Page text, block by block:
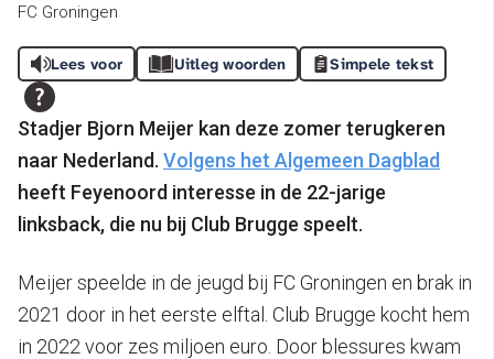
FC Groningen
Lees voor Uitleg woorden Simpele tekst
Stadjer Bjorn Meijer kan deze zomer terugkeren
naar Nederland. Volgens het Algemeen Dagblad
heeft Feyenoord interesse in de 22-jarige
linksback, die nu bij Club Brugge speelt.
Meijer speelde in de jeugd bij FC Groningen en brak in
2021 door in het eerste elftal. Club Brugge kocht hem
in 2022 voor zes miljoen euro. Door blessures kwam